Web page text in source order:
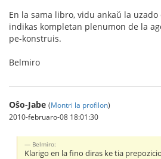
En la sama libro, vidu ankaŭ la uzado
indikas kompletan plenumon de la
pe-konstruis.
Belmiro
Oŝo-Jabe (Montri la profilon)
2010-februaro-08 18:01:30
Belmiro:
Klarigo en la fino diras ke tia